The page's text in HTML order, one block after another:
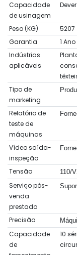
Capacidade
de usinagem
Peso (KG)
5207
Garantia
1 Ano
Indústrias
aplicáveis
Tipo de
marketing
Relatório de
teste de
máquinas
Vídeo saída-
inspeção
Tensão 110/
Serviço pós-
venda
prestado
Precisão
Capacidade
de
10